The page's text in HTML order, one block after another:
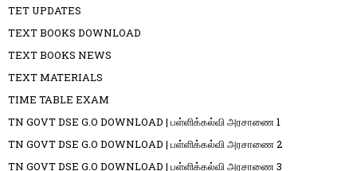
TET UPDATES
TEXT BOOKS DOWNLOAD
TEXT BOOKS NEWS
TEXT MATERIALS
TIME TABLE EXAM
TN GOVT DSE G.O DOWNLOAD | பள்ளிக்கல்வி அரசாணை 1
TN GOVT DSE G.O DOWNLOAD | பள்ளிக்கல்வி அரசாணை 2
TN GOVT DSE G.O DOWNLOAD | பள்ளிக்கல்வி அரசாணை 3